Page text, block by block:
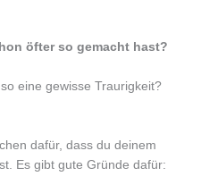
öfter so gemacht hast?
eine gewisse Traurigkeit?
dafür, dass du deinem
Es gibt gute Gründe dafür: